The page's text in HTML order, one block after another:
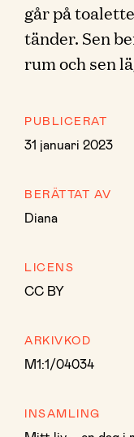
går på
tänder. Sen
rum och sen
PUBLICERAT
31 januari 2023
BERÄTTAT AV
Diana
LICENS
CC BY
ARKIVKOD
M1:1/04034
INSAMLING